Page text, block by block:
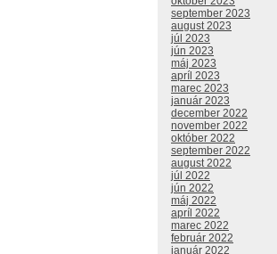
september 2023
august 2023
júl 2023
jún 2023
máj 2023
apríl 2023
marec 2023
január 2023
december 2022
november 2022
október 2022
september 2022
august 2022
júl 2022
jún 2022
máj 2022
apríl 2022
marec 2022
február 2022
január 2022